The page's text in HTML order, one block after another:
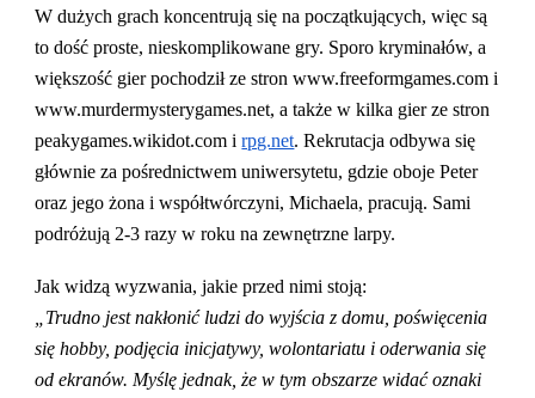
W dużych grach koncentrują się na początkujących, więc są
to dość proste, nieskomplikowane gry. Sporo kryminałów, a
większość gier pochodził ze stron www.freeformgames.com i
www.murdermysterygames.net, a także w kilka gier ze stron
peakygames.wikidot.com i rpg.net. Rekrutacja odbywa się
głównie za pośrednictwem uniwersytetu, gdzie oboje Peter
oraz jego żona i współtwórczyni, Michaela, pracują. Sami
podróżują 2-3 razy w roku na zewnętrzne larpy.
Jak widzą wyzwania, jakie przed nimi stoją:
„Trudno jest nakłonić ludzi do wyjścia z domu, poświęcenia
się hobby, podjęcia inicjatywy, wolontariatu i oderwania się
od ekranów. Myślę jednak, że w tym obszarze widać oznaki